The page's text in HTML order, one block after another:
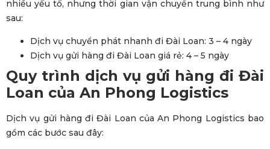
nhiều yếu tố, nhưng thời gian vận chuyển trung bình như
sau:
Dịch vụ chuyển phát nhanh đi Đài Loan: 3 – 4 ngày
Dịch vụ gửi hàng đi Đài Loan giá rẻ: 4 – 5 ngày
Quy trình dịch vụ gửi hàng đi Đài
Loan của An Phong Logistics
Dịch vụ gửi hàng đi Đài Loan của An Phong Logistics bao
gồm các bước sau đây: